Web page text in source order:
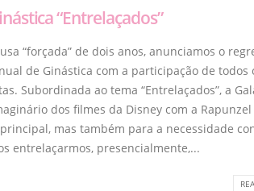
“Entrelaçados”
“forçada” de dois anos, anunciamos o
de Ginástica com a participação de todos
Subordinada ao tema “Entrelaçados”, a
dos filmes da Disney com a
mas também para a necessidade
entrelaçarmos, presencialmente,...